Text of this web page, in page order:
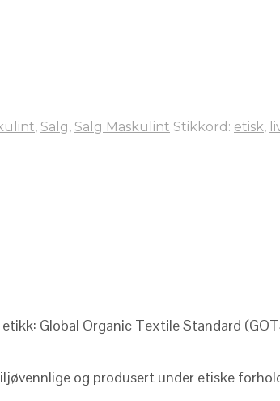
, Salg, Salg Maskulint Stikkord: etisk,
Global Organic Textile Standard
og produsert under etiske